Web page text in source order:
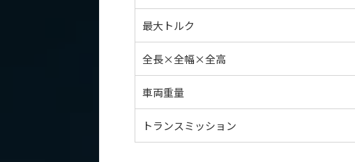
最大トルク
全長×全幅×全高
車両重量
トランスミッション